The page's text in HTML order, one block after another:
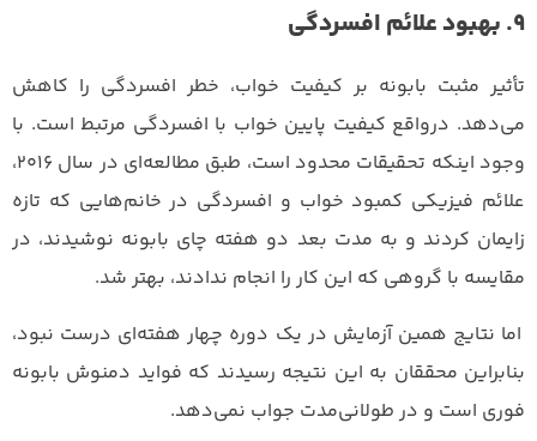
9. بهبود علائم افسردگی
تأثیر مثبت بابونه بر کیفیت خواب، خطر افسردگی را کاهش
می‌دهد. درواقع کیفیت پایین خواب با افسردگی مرتبط است. با
وجود اینکه تحقیقات محدود است، طبق مطالعه‌ای در سال ۲۰۱۶،
علائم فیزیکی کمبود خواب و افسردگی در خانم‌هایی که تازه
زایمان کردند و به مدت بعد دو هفته چای بابونه نوشیدند، در
مقایسه با گروهی که این کار را انجام ندادند، بهتر شد.
اما نتایج همین آزمایش در یک دوره چهار هفته‌ای درست نبود،
بنابراین محققان به این نتیجه رسیدند که فواید دمنوش بابونه
فوری است و در طولانی‌مدت جواب نمی‌دهد.